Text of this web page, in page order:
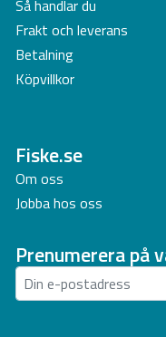
Så handlar du
Frakt och leverans
Betalning
Köpvillkor
Fiske.se
Om oss
Jobba hos oss
Prenumerera på